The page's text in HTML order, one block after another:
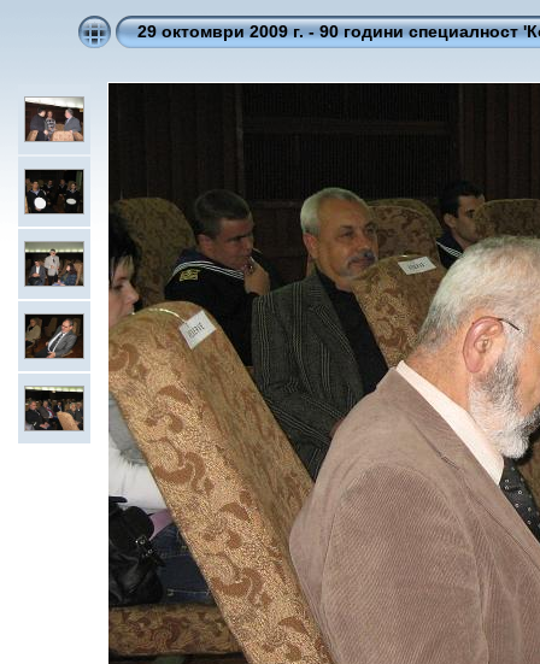
29 октомври 2009 г. - 90 години специалност